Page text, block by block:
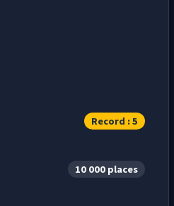
Record : 5
10 000 places